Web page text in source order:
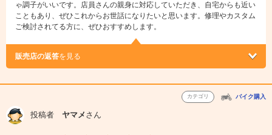
ゃ調子がいいです。店員さんの親身に対応していただき、自宅からも近い
こともあり、ぜひこれからお世話になりたいと思います。修理やカスタム
ご検討されてる方に、ぜひおすすめします。
販売店の返答を見る
カテゴリ バイク購入
投稿者 ヤマメ さん